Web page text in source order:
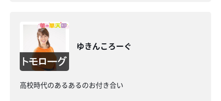
ゆきんころーぐ
高校時代のあるあるのお付き合い